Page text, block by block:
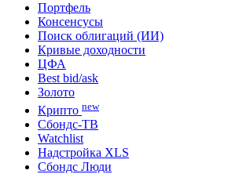
Портфель
Консенсусы
Поиск облигаций (ИИ)
Кривые доходности
ЦФА
Best bid/ask
Золото
Крипто new
Сбондс-ТВ
Watchlist
Надстройка XLS
Сбондс Люди